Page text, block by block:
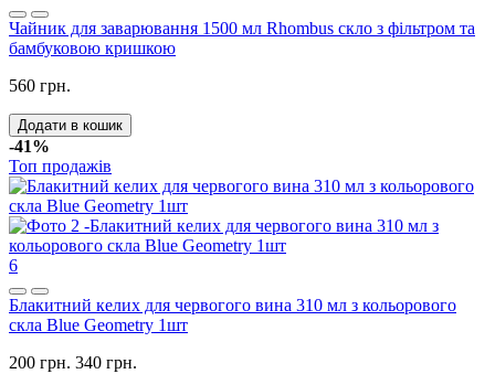
Чайник для заварювання 1500 мл Rhombus скло з фільтром та
бамбуковою кришкою
560 грн.
Додати в кошик
-41%
Топ продажів
6
Блакитний келих для червогого вина 310 мл з кольорового
скла Blue Geometry 1шт
200 грн. 340 грн.